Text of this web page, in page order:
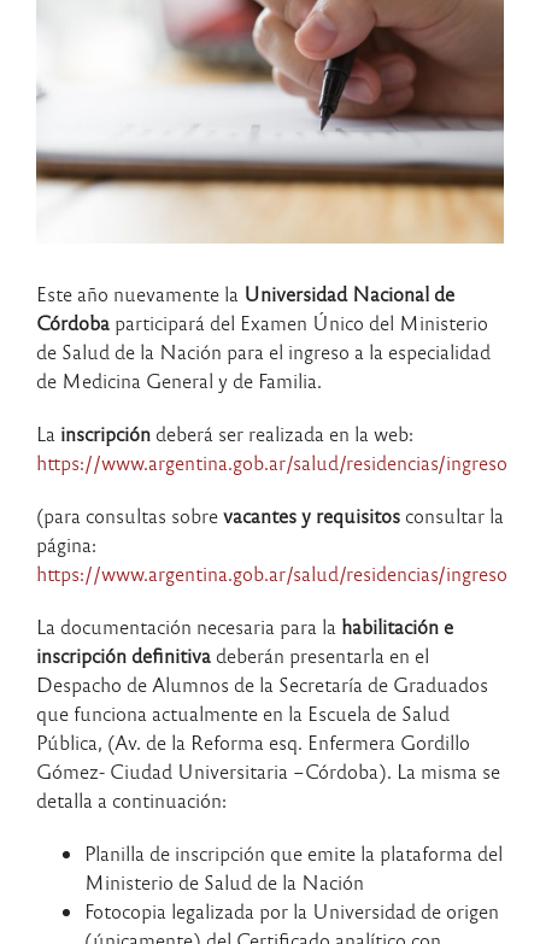
Este año nuevamente la Universidad Nacional de
Córdoba participará del Examen Único del Ministerio
de Salud de la Nación para el ingreso a la especialidad
de Medicina General y de Familia.
La inscripción deberá ser realizada en la web:
https://www.argentina.gob.ar/salud/residencias/ingreso
(para consultas sobrevacantes y requisitos consultar la
página:
https://www.argentina.gob.ar/salud/residencias/ingreso
La documentación necesaria para la habilitación e
inscripción definitiva deberán presentarla en el
Despacho de Alumnos de la Secretaría de Graduados
que funciona actualmente en la Escuela de Salud
Pública, (Av. de la Reforma esq. Enfermera Gordillo
Gómez- Ciudad Universitaria –Córdoba). La misma se
detalla a continuación:
Planilla de inscripción que emite la plataforma del
Ministerio de Salud de la Nación
Fotocopia legalizada por la Universidad de origen